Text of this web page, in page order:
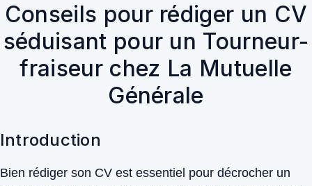
Conseils pour rédiger un CV
séduisant pour un Tourneur-
fraiseur chez La Mutuelle
Générale
Introduction
Bien rédiger son CV est essentiel pour décrocher un